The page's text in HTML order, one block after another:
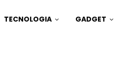
TECNOLOGIA GADGET